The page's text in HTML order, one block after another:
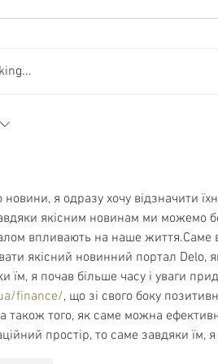
новини, я одразу хочу відзначити
якісним новинам ми можемо
впливають на наше життя.Саме
якісний новинний портал Delo,
їм, я почав більше часу і уваги
finance/, що зі свого боку
а також того, як саме можна
простір, то саме завдяки їм,